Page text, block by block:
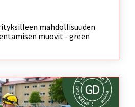
mahdollisuuden
muovit - green